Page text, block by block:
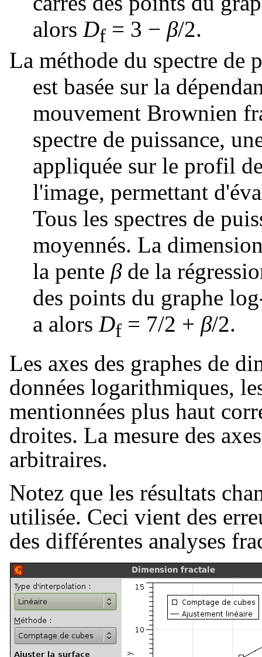
alors Df = 3 − β/2.
La méthode du spectre de
est basée sur la
mouvement Brownien
spectre de puissance,
appliquée sur le profil
l'image, permettant
Tous les spectres de
moyennés. La
la pente βde la
des points du graphe
a alors Df = 7/2 + β/2.
Les axes des graphes de
données logarithmiques,
mentionnées plus haut
droites. La mesure des
arbitraires.
Notez que les résultats
utilisée. Ceci vient des
des différentes analyses